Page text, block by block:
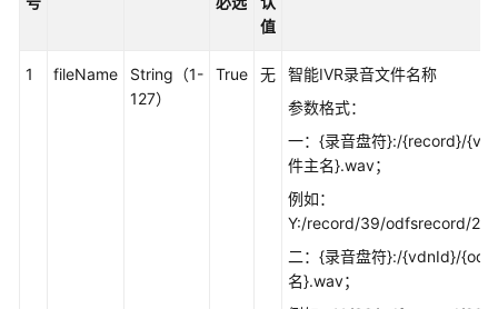
单
值
1 fileName
String（1-
127）
True 无
智能IVR录音文件名称
参数格式：
一：{录音盘符}:/{record}/
件主名}.wav；
例如：
Y:/record/39/odfsrecord/
二：{录音盘符}:/{vdnId}/
名}.wav；